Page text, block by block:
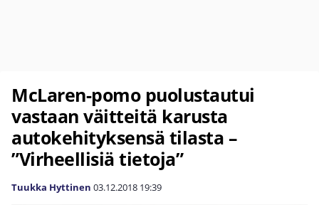
McLaren-pomo puolustautui
vastaan väitteitä karusta
autokehityksensä tilasta –
”Virheellisiä tietoja”
Tuukka Hyttinen 03.12.2018 19:39